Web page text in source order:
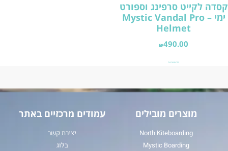
קסדה לקייט סרפינג וספורט
ימי – Mystic Vandal Pro
Helmet
₪490.00
בחר אפשרויות
מוצרים מובילים
North Kiteboarding
Mystic Boarding
עמודים מרכזיים באתר
יצירת קשר
בלוג